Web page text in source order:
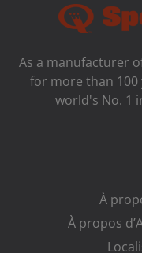
As a manufacturer
for more than 100
world's No. 1
À
À propos